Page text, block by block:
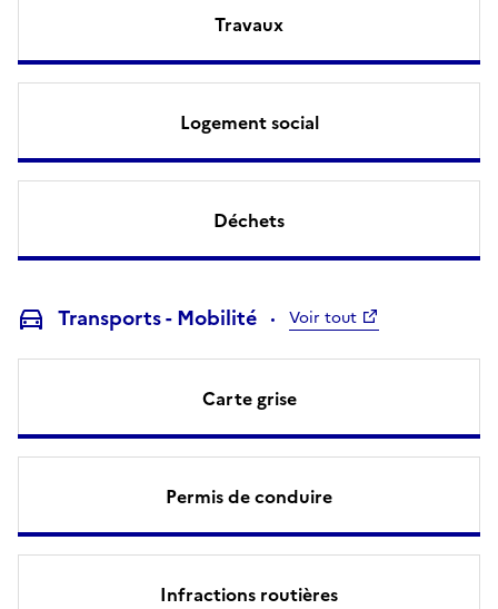
Travaux
Logement social
Déchets
Transports - Mobilité Voir tout
Carte grise
Permis de conduire
Infractions routières